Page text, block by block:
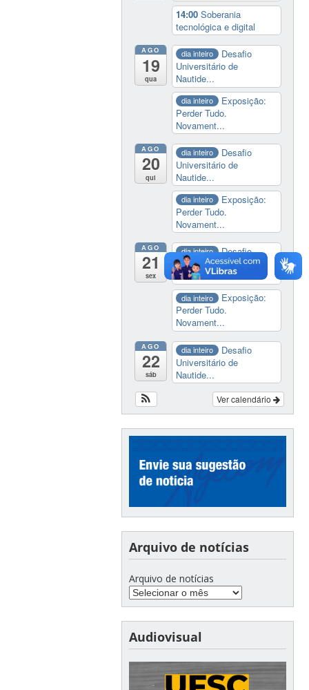
14:00Soberania
tecnológica e digital
AGO
19
qua
dia inteiro
Desafio
Universitário de
Nautide...
dia inteiro
Exposição:
Perder Tudo.
Novament...
AGO
20
qui
dia inteiro
Desafio
Universitário de
Nautide...
dia inteiro
Exposição:
Perder Tudo.
Novament...
AGO
21
sex
dia inteiro
Desafio
Universitário de
Nautide...
dia inteiro
Exposição:
Perder Tudo.
Novament...
AGO
22
sáb
dia inteiro
Desafio
Universitário de
Nautide...
Ver calendário
Arquivo de notícias
Arquivo de notícias
Audiovisual